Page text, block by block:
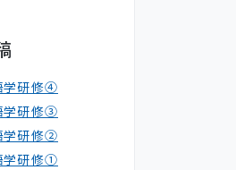
学研修④
学研修③
学研修②
学研修①